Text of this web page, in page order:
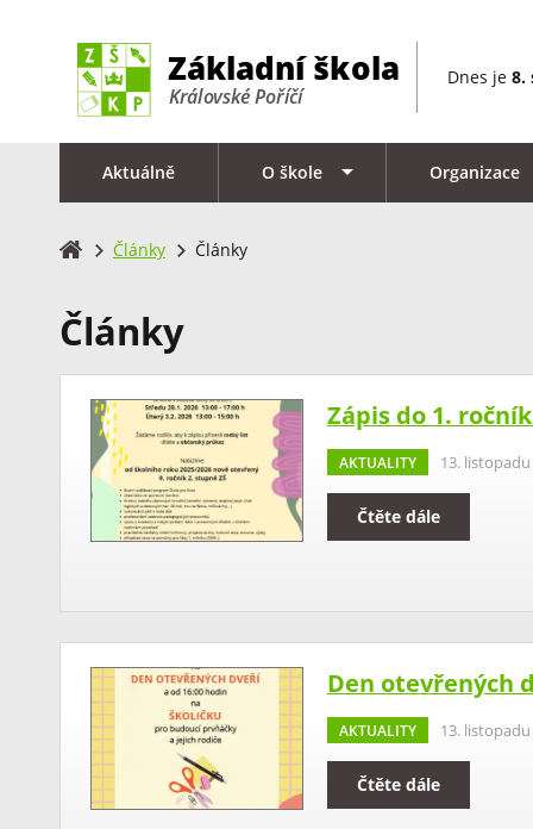
Dnes je 8.
Aktuálně O škole Organizace
Články Články
Články
Zápis do 1.
AKTUALITY 13. listopadu
Čtěte dále
Den otevřených
AKTUALITY 13. listopadu
Čtěte dále